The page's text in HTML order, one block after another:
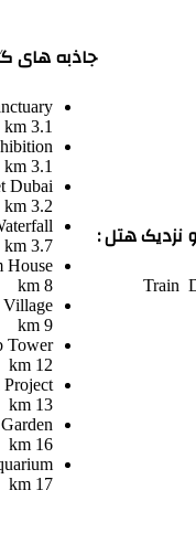
نزدیک هتل :
Train
جاذبه های
3.1 km
3.1 km
Dubai
3.2 km
3.7 km
House
8 km
Village
9 km
Tower
12 km
13 km
16 km
17 km